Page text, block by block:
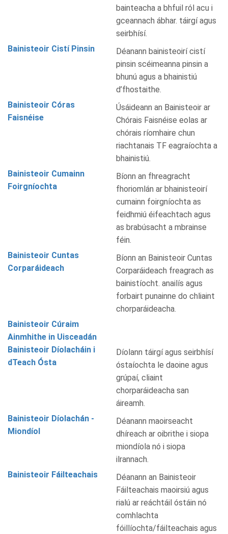
bainteacha a bhfuil ról acu i
gceannach ábhar. táirgí agus
seirbhísí.
Bainisteoir Cistí Pinsin
Déanann bainisteoirí cistí
pinsin scéimeanna pinsin a
bhunú agus a bhainistiú
d’fhostaithe.
Bainisteoir Córas
Faisnéise
Úsáideann an Bainisteoir ar
Chórais Faisnéise eolas ar
chórais ríomhaire chun
riachtanais TF eagraíochta a
bhainistiú.
Bainisteoir Cumainn
Foirgníochta
Bíonn an fhreagracht
fhoriomlán ar bhainisteoirí
cumainn foirgníochta as
feidhmiú éifeachtach agus
as brabúsacht a mbrainse
féin.
Bainisteoir Cuntas
Corparáideach
Bíonn an Bainisteoir Cuntas
Corparáideach freagrach as
bainistíocht. anailís agus
forbairt punainne do chliaint
chorparáideacha.
Bainisteoir Cúraim
Ainmhithe in Uisceadán
Bainisteoir Díolacháin i
dTeach Ósta
Díolann táirgí agus seirbhísí
óstaíochta le daoine agus
grúpaí, cliaint
chorparáideacha san
áireamh.
Bainisteoir Díolachán -
Miondíol
Déanann maoirseacht
dhíreach ar oibrithe i siopa
miondíola nó i siopa
ilrannach.
Bainisteoir Fáilteachais
Déanann an Bainisteoir
Fáilteachais maoirsiú agus
rialú ar reáchtáil óstáin nó
comhlachta
fóillíochta/fáilteachais agus